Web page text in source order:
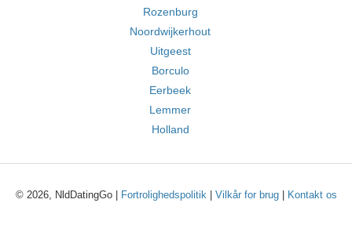
Rozenburg
Noordwijkerhout
Uitgeest
Borculo
Eerbeek
Lemmer
Holland
© 2026, NldDatingGo | Fortrolighedspolitik| Vilkår for brug| Kontakt os